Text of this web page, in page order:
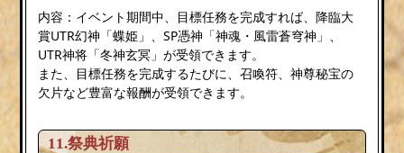
内容：イベント期間中、目標任務を完成すれば、降臨大
賞UTR幻神「蝶姫」、SP憑神「神魂・風雷蒼穹神」、
UTR神将「冬神玄冥」が受領できます。
また、目標任務を完成するたびに、召喚符、神尊秘宝の
欠片など豊富な報酬が受領できます。
11.祭典祈願